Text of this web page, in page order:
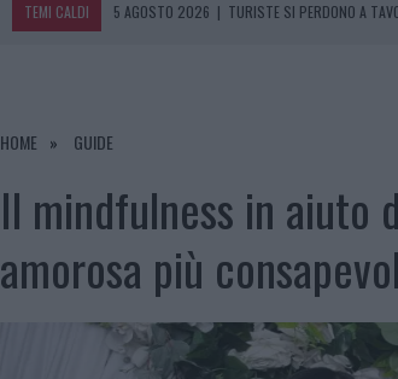
TEMI CALDI 5 AGOSTO 2026 | METEO OLBIA 6 AGOSTO,
5 AGOSTO 2026
HOME GUIDE
Il mindfulness in aiuto
amorosa più